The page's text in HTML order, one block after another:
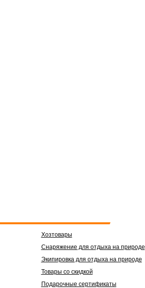
Хозтовары
Снаряжение для отдыха на природе
Экипировка для отдыха на природе
Товары со скидкой
Подарочные сертификаты